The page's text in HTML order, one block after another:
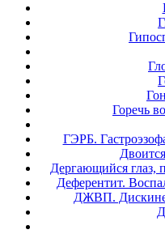
Горечь
ГЭРБ.
Дергающийся глаз,
Деферентит.
ДЖВП.